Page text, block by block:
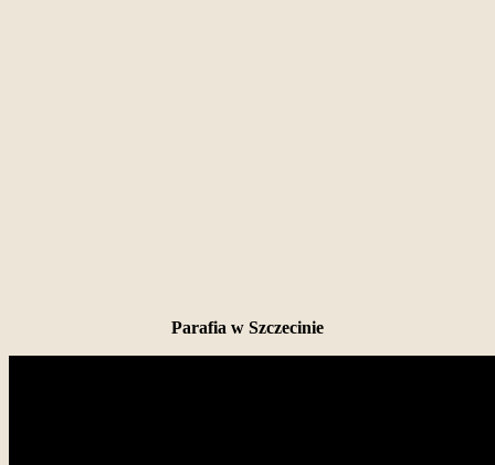
Parafia w Szczecinie